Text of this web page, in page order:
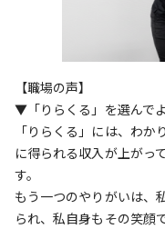
【職場の声】
▼「りらくる」を選んで
「りらくる」には、わ
に得られる収入が上がっ
す。
もう一つのやりがいは、
られ、私自身もその笑顔